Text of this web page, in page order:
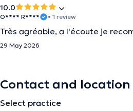
10.0
O**** R**** • 1 review
Très agréable, a l'écoute je
29 May 2026
Contact and location
Select practice